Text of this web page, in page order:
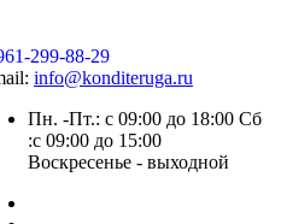
299-88-29
info@konditeruga.ru
Пн. -Пт.: с 09:00 до 18:00 Сб
:с 09:00 до 15:00
Воскресенье - выходной